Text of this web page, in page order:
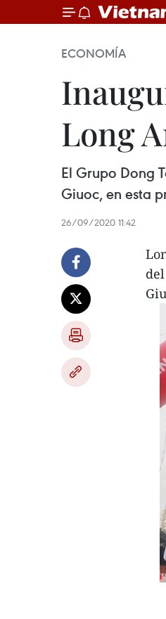
ECONOMÍA
Long
El Grupo Dong
Giuoc, en esta
26/09/2020 11:42